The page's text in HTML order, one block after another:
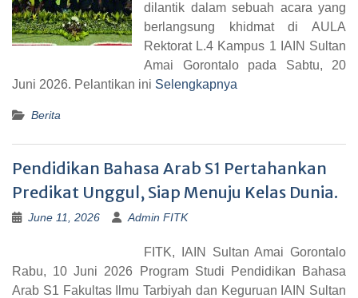
dilantik dalam sebuah acara yang
berlangsung khidmat di AULA
Rektorat L.4 Kampus 1 IAIN Sultan
Amai Gorontalo pada Sabtu, 20
Juni 2026. Pelantikan ini Selengkapnya
Berita
Pendidikan Bahasa Arab S1 Pertahankan
Predikat Unggul, Siap Menuju Kelas Dunia.
June 11, 2026 Admin FITK
FITK, IAIN Sultan Amai Gorontalo
Rabu, 10 Juni 2026 Program Studi Pendidikan Bahasa
Arab S1 Fakultas Ilmu Tarbiyah dan Keguruan IAIN Sultan